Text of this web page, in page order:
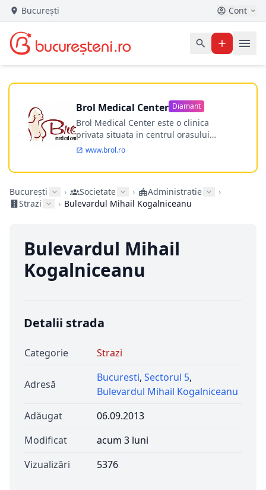
București Cont
Brol Medical Center Diamant
Brol Medical Center este o clinica
privata situata in centrul orasului
Timisoara avand o experienta de
Incepand din anul 2009 clinica isi
ultramodern.
www.brol.ro
București › Societate › Administratie
›
Strazi
› Bulevardul Mihail Kogalniceanu
Bulevardul Mihail
Kogalniceanu
Detalii strada
Categorie Strazi
Adresă
Bucuresti, Sectorul 5,
Bulevardul Mihail Kogalniceanu
Adăugat
06.09.2013
Modificat
acum 3 luni
Vizualizări
5376